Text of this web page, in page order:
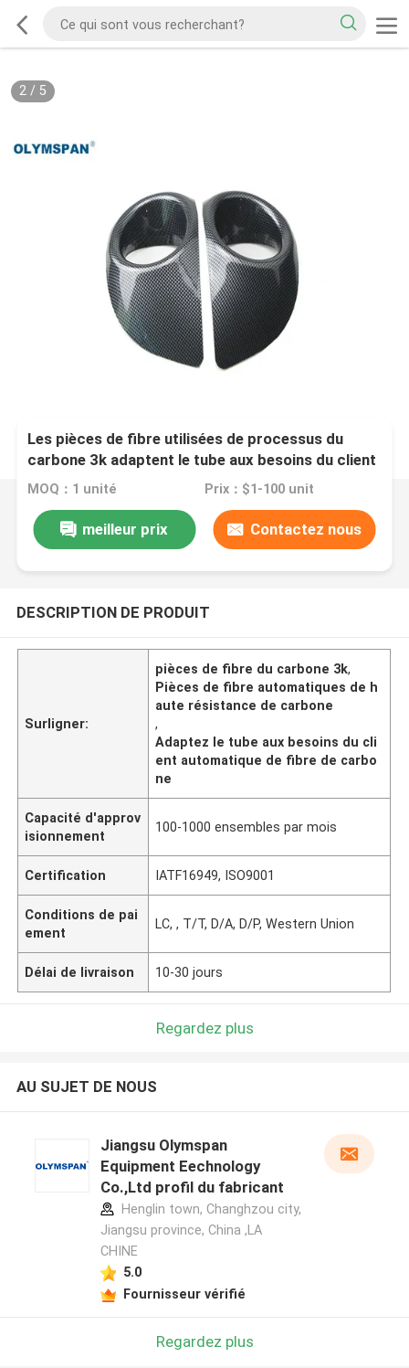
2/ 5
Les pièces de fibre utilisées de processus du
carbone 3k adaptent le tube aux besoins du client
de fibre de carbone d'autres pièces d'auto
MOQ：1 unité Prix：$1-100 unit
meilleur prix Contactez nous
DESCRIPTION DE PRODUIT
Surligner:
pièces de fibre du carbone 3k,
Pièces de fibre automatiques de h
aute résistance de carbone
,
Adaptez le tube aux besoins du cli
ent automatique de fibre de carbo
ne
Capacité d'approv
isionnement
100-1000 ensembles par mois
Certification IATF16949, ISO9001
Conditions de pai
ement
LC, , T/T, D/A, D/P, Western Union
Délai de livraison 10-30 jours
Regardez plus
AU SUJET DE NOUS
Jiangsu Olymspan
Equipment Eechnology
Co.,Ltd profil du fabricant
Henglin town, Changhzou city,
Jiangsu province, China ,LA
CHINE
5.0
Fournisseur vérifié
Regardez plus